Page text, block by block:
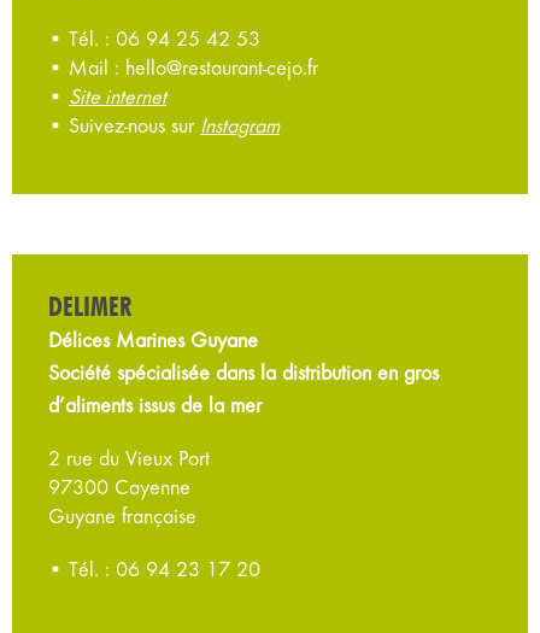
• Tél. : 06 94 25 42 53
• Mail : hello@restaurant-cejo.fr
• Site internet
• Suivez-nous sur Instagram
DELIMER
Délices Marines Guyane
Société spécialisée dans la distribution en gros
d’aliments issus de la mer
2 rue du Vieux Port
97300 Cayenne
Guyane française
• Tél. : 06 94 23 17 20